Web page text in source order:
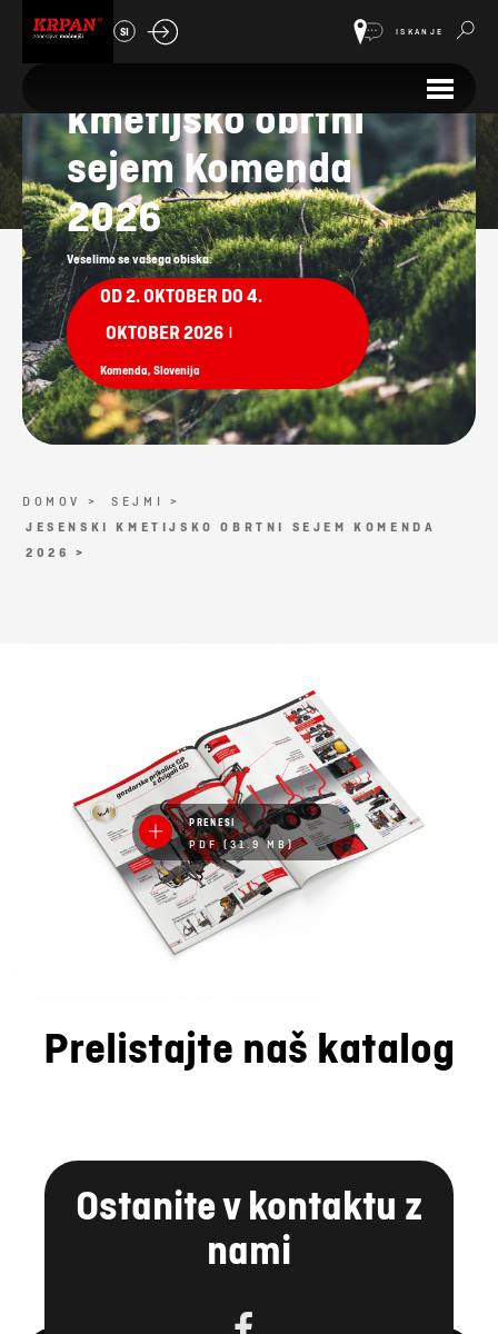
SI ISKANJE
Sejmi
kmetijsko obrtni
sejem Komenda
2026
Veselimo se vašega obiska.
OD 2. OKTOBER DO 4.
OKTOBER 2026
Komenda, Slovenija
DOMOV >
SEJMI >
JESENSKI KMETIJSKO OBRTNI SEJEM KOMENDA
2026 >
PRENESI
PDF (31.9 MB)
Prelistajte naš katalog
Ostanite v kontaktu z
nami